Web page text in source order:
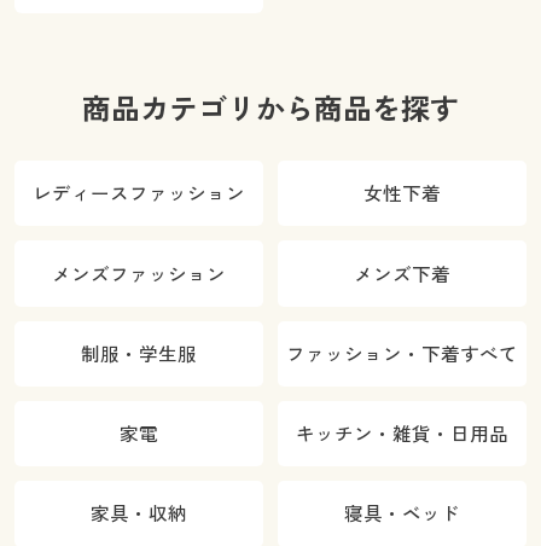
商品カテゴリから商品を探す
レディースファッション 女性下着
メンズファッション メンズ下着
制服・学生服 ファッション・下着すべて
家電 キッチン・雑貨・日用品
家具・収納 寝具・ベッド